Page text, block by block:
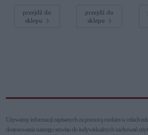
przejdź do
sklepu
przejdź do
sklepu
i
Używamy informacji zapisanych za pomocą cookies w celach
dostosowania naszego serwisu do indywidualnych zachowań